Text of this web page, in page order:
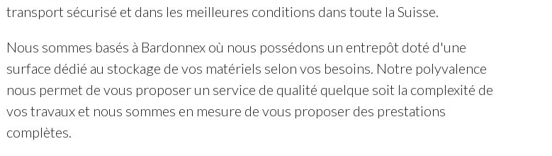
transport sécurisé et dans les meilleures conditions dans toute la Suisse.
Nous sommes basés à Bardonnex où nous possédons un entrepôt doté d'une
surface dédié au stockage de vos matériels selon vos besoins. Notre polyvalence
nous permet de vous proposer un service de qualité quelque soit la complexité de
vos travaux et nous sommes en mesure de vous proposer des prestations
complètes.